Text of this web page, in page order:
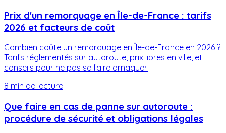
Prix d'un remorquage en Île-de-France : tarifs
2026 et facteurs de coût
Combien coûte un remorquage en Île-de-France en 2026 ?
Tarifs réglementés sur autoroute, prix libres en ville, et
conseils pour ne pas se faire arnaquer.
8 min de lecture
Que faire en cas de panne sur autoroute :
procédure de sécurité et obligations légales